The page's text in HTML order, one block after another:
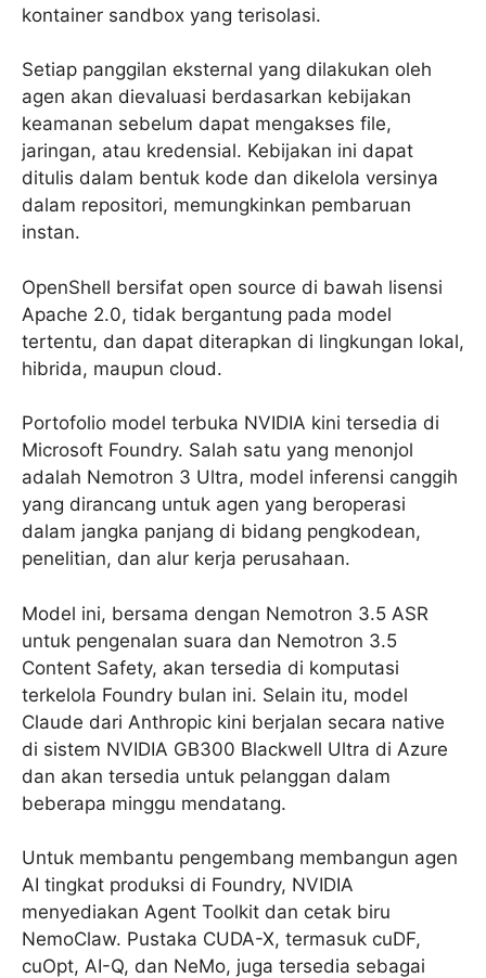
kontainer sandbox yang terisolasi.
Setiap panggilan eksternal yang dilakukan oleh
agen akan dievaluasi berdasarkan kebijakan
keamanan sebelum dapat mengakses file,
jaringan, atau kredensial. Kebijakan ini dapat
ditulis dalam bentuk kode dan dikelola versinya
dalam repositori, memungkinkan pembaruan
instan.
OpenShell bersifat open source di bawah lisensi
Apache 2.0, tidak bergantung pada model
tertentu, dan dapat diterapkan di lingkungan lokal,
hibrida, maupun cloud.
Portofolio model terbuka NVIDIA kini tersedia di
Microsoft Foundry. Salah satu yang menonjol
adalah Nemotron 3 Ultra, model inferensi canggih
yang dirancang untuk agen yang beroperasi
dalam jangka panjang di bidang pengkodean,
penelitian, dan alur kerja perusahaan.
Model ini, bersama dengan Nemotron 3.5 ASR
untuk pengenalan suara dan Nemotron 3.5
Content Safety, akan tersedia di komputasi
terkelola Foundry bulan ini. Selain itu, model
Claude dari Anthropic kini berjalan secara native
di sistem NVIDIA GB300 Blackwell Ultra di Azure
dan akan tersedia untuk pelanggan dalam
beberapa minggu mendatang.
Untuk membantu pengembang membangun agen
AI tingkat produksi di Foundry, NVIDIA
menyediakan Agent Toolkit dan cetak biru
NemoClaw. Pustaka CUDA-X, termasuk cuDF,
cuOpt, AI-Q, dan NeMo, juga tersedia sebagai